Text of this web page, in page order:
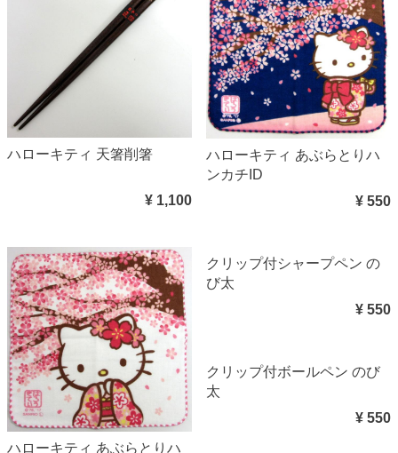
ハローキティ 天箸削箸
¥ 1,100
ハローキティ あぶらとりハ
ンカチID
¥ 550
ハローキティ あぶらとりハ
クリップ付シャープペン の
び太
¥ 550
クリップ付ボールペン のび
太
¥ 550